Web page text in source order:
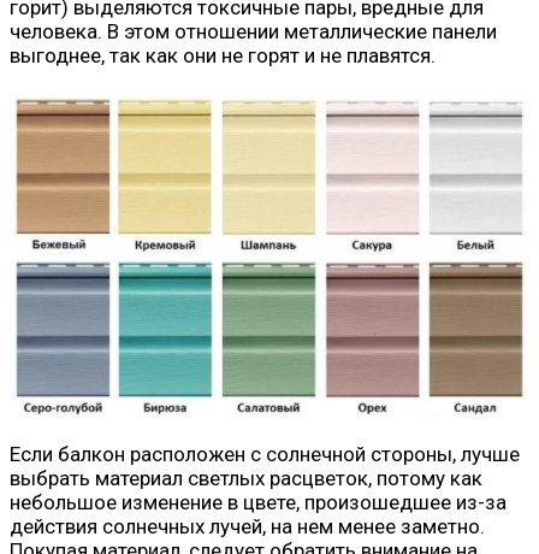
горит) выделяются токсичные пары, вредные для
человека. В этом отношении металлические панели
выгоднее, так как они не горят и не плавятся.
Если балкон расположен с солнечной стороны, лучше
выбрать материал светлых расцветок, потому как
небольшое изменение в цвете, произошедшее из-за
действия солнечных лучей, на нем менее заметно.